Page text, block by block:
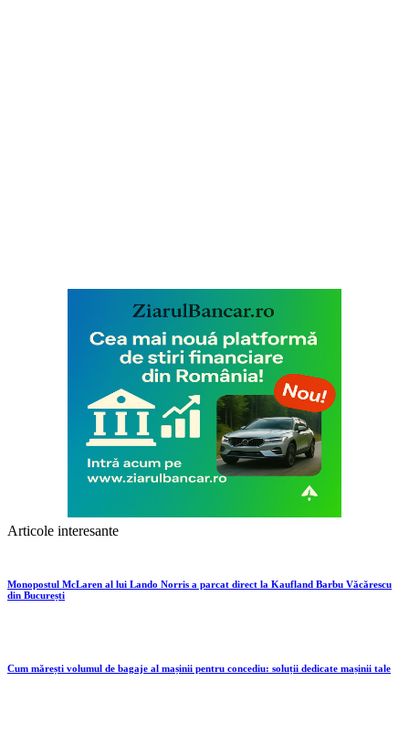
Articole interesante
Monopostul McLaren al lui Lando Norris a parcat direct la Kaufland Barbu Văcărescu
din București
Cum mărești volumul de bagaje al mașinii pentru concediu: soluții dedicate mașinii tale